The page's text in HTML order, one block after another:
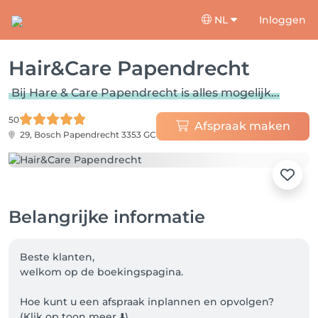
NL Inloggen
Hair&Care Papendrecht
Bij Hare & Care Papendrecht is alles mogelijk...
50
29, Bosch Papendrecht 3353 GC
Afspraak maken
Belangrijke informatie
Beste klanten,
welkom op de boekingspagina.
Hoe kunt u een afspraak inplannen en opvolgen?